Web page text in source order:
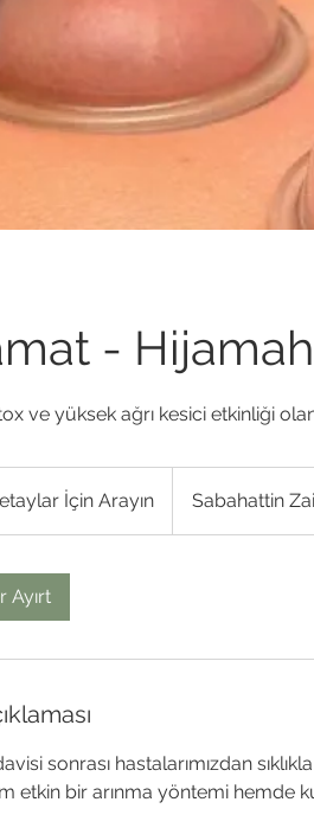
- Hijamah
ve yüksek ağrı kesici etkinliği
İçin Arayın Sabahattin
Ayırt
sonrası hastalarımızdan
etkin bir arınma yöntemi hemde